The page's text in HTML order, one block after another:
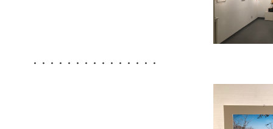
・・・・・・・・・・・・・・・